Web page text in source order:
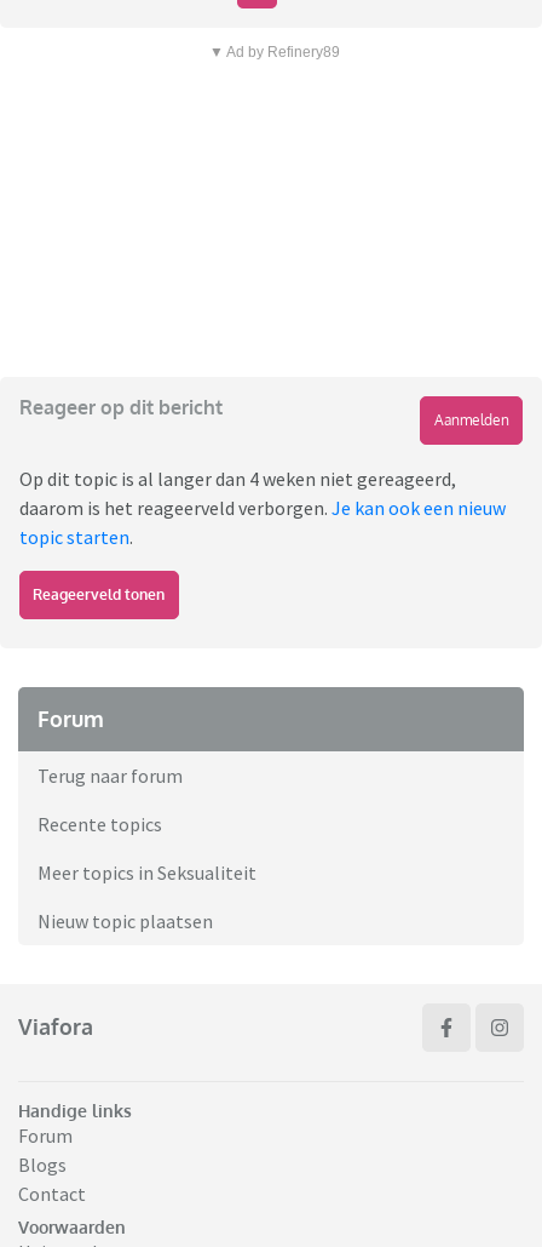
▼ Ad by Refinery89
Reageer op dit bericht
Aanmelden
Op dit topic is al langer dan 4 weken niet gereageerd,
daarom is het reageerveld verborgen. Je kan ook een nieuw
topic starten.
Reageerveld tonen
Forum
Terug naar forum
Recente topics
Meer topics in Seksualiteit
Nieuw topic plaatsen
Viafora
Handige links
Forum
Blogs
Contact
Voorwaarden